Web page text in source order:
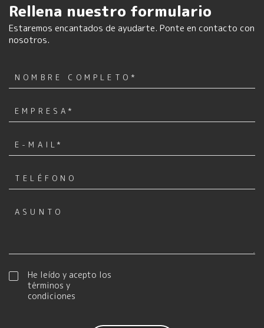
Rellena nuestro formulario
Estaremos encantados de ayudarte. Ponte en contacto con
nosotros.
He leído y acepto los
términos y
condiciones